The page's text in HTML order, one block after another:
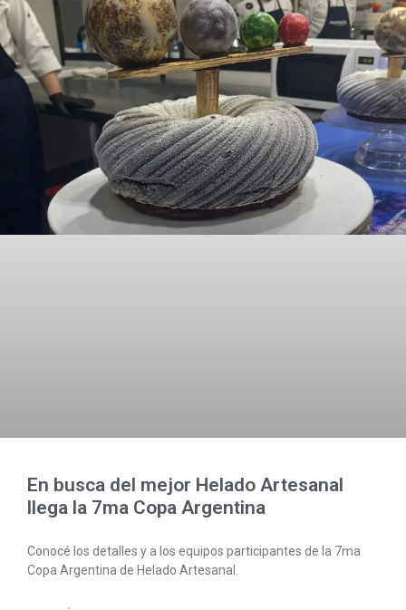
En busca del mejor Helado Artesanal
llega la 7ma Copa Argentina
Conocé los detalles y a los equipos participantes de la 7ma
Copa Argentina de Helado Artesanal.